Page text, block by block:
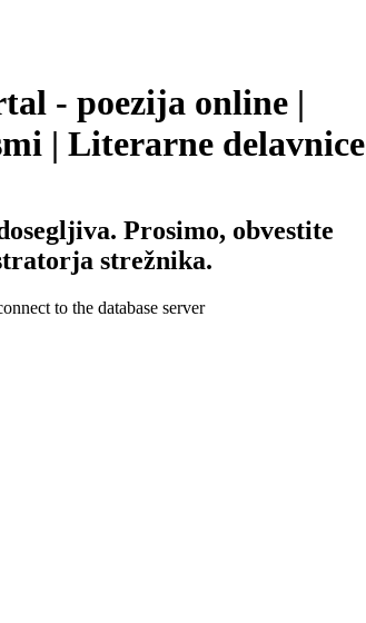
- poezija online |
| Literarne delavnice
Prosimo, obvestite
strežnika.
to the database server